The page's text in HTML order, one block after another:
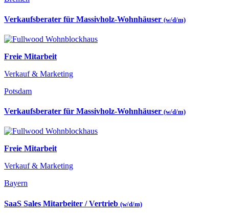
Verkaufsberater für Massivholz-Wohnhäuser (w/d/m)
Freie Mitarbeit
Verkauf & Marketing
Potsdam
Verkaufsberater für Massivholz-Wohnhäuser (w/d/m)
Freie Mitarbeit
Verkauf & Marketing
Bayern
SaaS Sales Mitarbeiter / Vertrieb (w/d/m)